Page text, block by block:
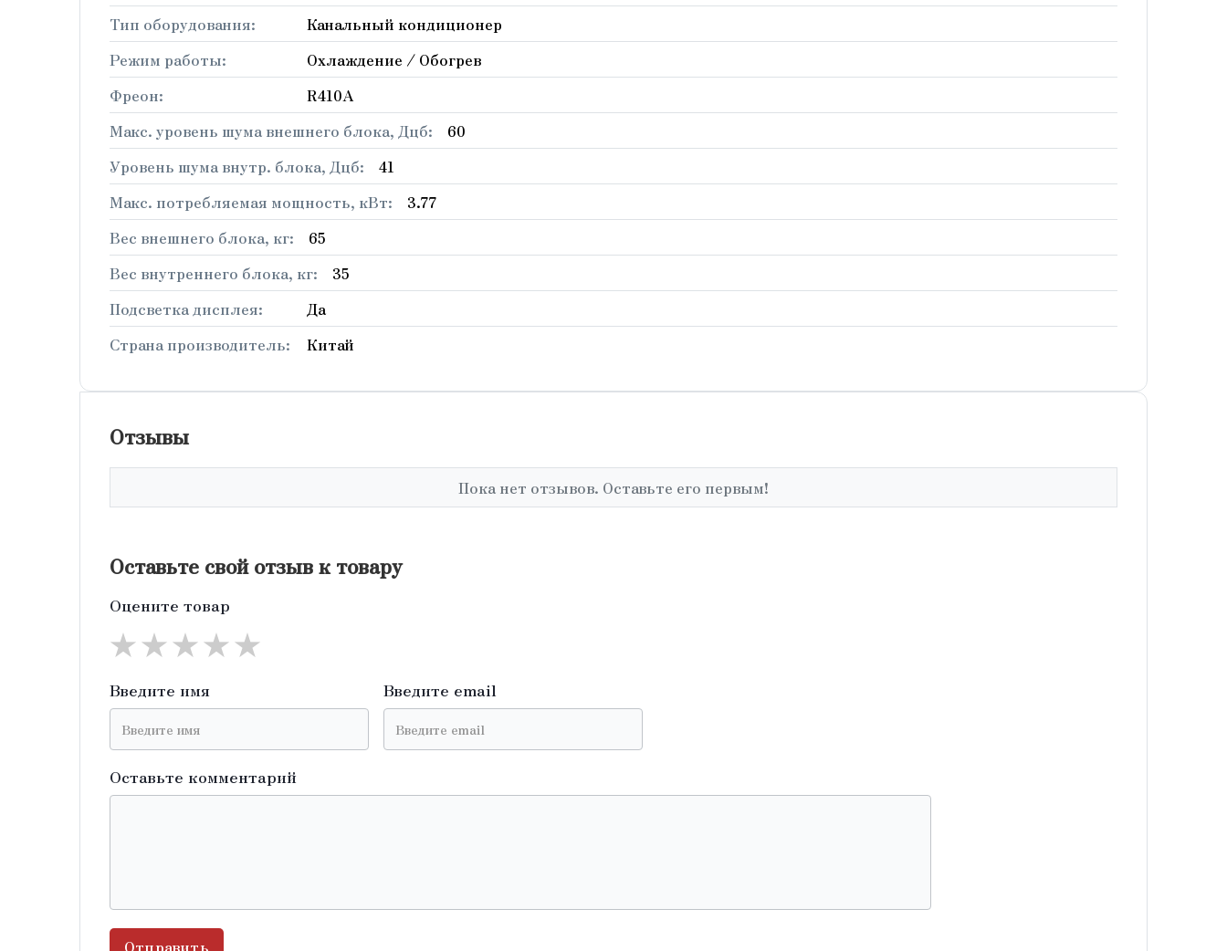
Тип оборудования:
Канальный кондиционер
Режим работы:
Охлаждение / Обогрев
Фреон:
R410A
Макс. уровень шума внешнего блока, Дцб:
60
Уровень шума внутр. блока, Дцб:
41
Макс. потребляемая мощность, кВт:
3.77
Вес внешнего блока, кг:
65
Вес внутреннего блока, кг:
35
Подсветка дисплея:
Да
Страна производитель:
Китай
Отзывы
Пока нет отзывов. Оставьте его первым!
Оставьте свой отзыв к товару
Оцените товар
★
★
★
★
★
Введите имя Введите email
Оставьте комментарий
Отправить